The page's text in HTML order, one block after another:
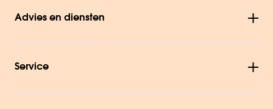
Advies en diensten
Service